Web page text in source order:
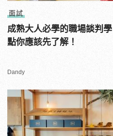
面試
成熟大人必學的職場談判
點你應該先了解！
Dandy